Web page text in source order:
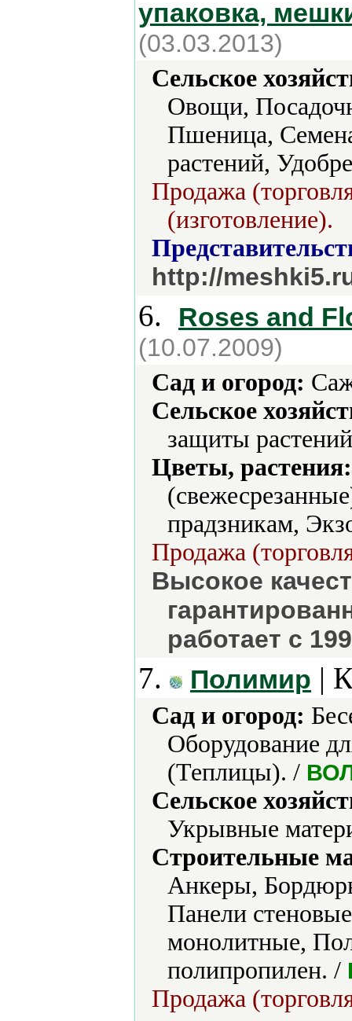
упаковка,
(03.03.2013)
Сельское
Овощи,
Пшеница,
растений,
Продажа
(изготовление).
http://
6. Roses and
(10.07.2009)
Сад и огород:
Сельское
защиты
Цветы, растения:
прадзникам,
Продажа
Высокое
работает с
7. Полимир |
Сад и огород:
Оборудование
(Теплицы). /
Сельское
Укрывные
Строительные
Анкеры,
Панели
монолитные,
полипропилен. /
Продажа